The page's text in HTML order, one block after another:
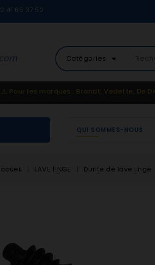
41 65 37 52
Catégories arrow_drop_down
⚠️ Pour les marques : Brandt, Vedette, De
QUI SOMMES-NOUS
LAVE LINGE Durite de lave linge